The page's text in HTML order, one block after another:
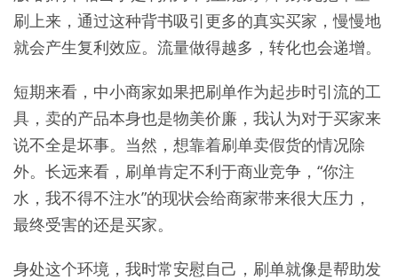
刷上来，通过这种背书吸引更多的真实买家，慢慢地
就会产生复利效应。流量做得越多，转化也会递增。
短期来看，中小商家如果把刷单作为起步时引流的工
具，卖的产品本身也是物美价廉，我认为对于买家来
说不全是坏事。当然，想靠着刷单卖假货的情况除
外。长远来看，刷单肯定不利于商业竞争，“你注
水，我不得不注水”的现状会给商家带来很大压力，
最终受害的还是买家。
身处这个环境，我时常安慰自己，刷单就像是帮助发